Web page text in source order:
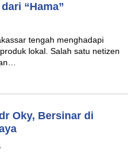
“Hama”
tengah menghadapi
lokal. Salah satu netizen
Oky, Bersinar di